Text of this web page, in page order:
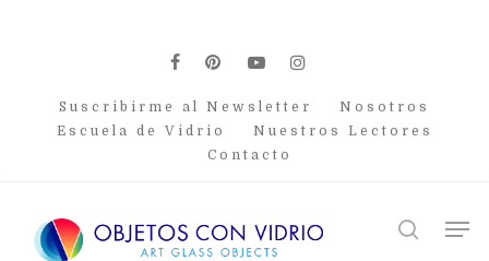
facebook
pinterest
youtubeinstagram
Suscribirme al Newsletter
Nosotros
Escuela de Vidrio
Nuestros Lectores
Contacto
search